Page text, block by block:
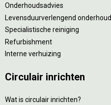
Onderhoudsadvies
Levensduurverlengend onderhoud
Specialistische reiniging
Refurbishment
Interne verhuizing
Circulair inrichten
Wat is circulair inrichten?